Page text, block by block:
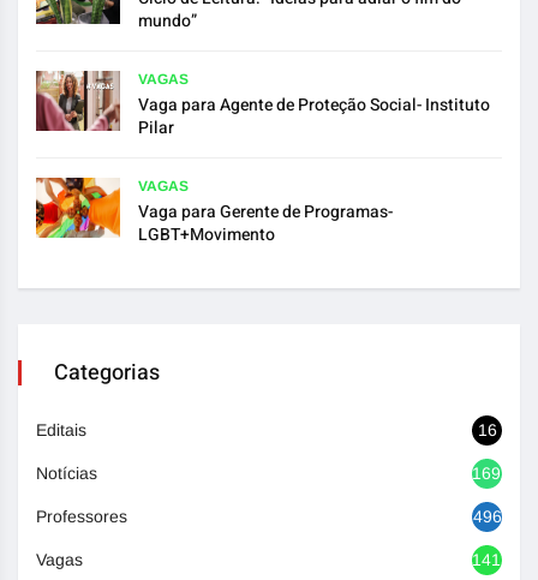
mundo”
VAGAS
Vaga para Agente de Proteção Social- Instituto
Pilar
VAGAS
Vaga para Gerente de Programas-
LGBT+Movimento
Categorias
Editais 16
Notícias 1692
Professores 496
Vagas 1417